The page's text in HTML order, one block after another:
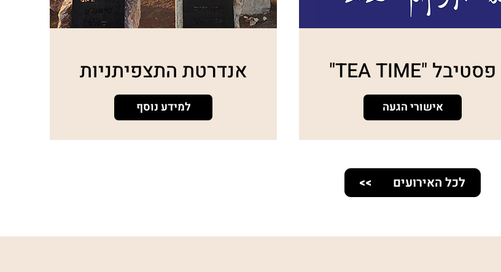
פסטיבל "TEA TIME"
אישורי הגעה
אנדרטת התצפיתניות
למידע נוסף
לכל האירועים